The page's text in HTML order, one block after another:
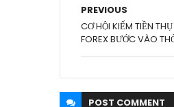
PREVIOUS
CƠ HỘI KIẾM TIỀN
FOREX BƯỚC VÀO
POST COMMENT